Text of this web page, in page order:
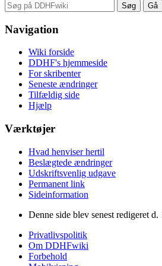
Navigation
Wiki forside
DDHF's hjemmeside
For skribenter
Seneste ændringer
Tilfældig side
Hjælp
Værktøjer
Hvad henviser hertil
Beslægtede ændringer
Udskriftsvenlig udgave
Permanent link
Sideinformation
Denne side blev senest redigeret
Privatlivspolitik
Om DDHFwiki
Forbehold